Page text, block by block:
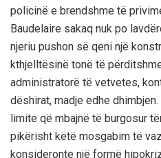
policinë e brendshme të
Baudelaire sakaq nuk po
njeriu pushon së qeni një
kthjelltësinë tonë të
administratorë të vetvetes,
dëshirat, madje edhe
limite që mbajnë të burgosur
pikërisht këtë mosgabim të
konsideronte një formë